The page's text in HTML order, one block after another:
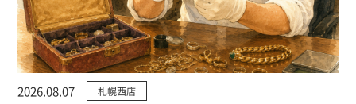
2026.08.07 札幌西店